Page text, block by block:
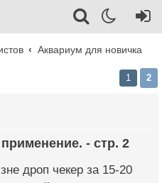
Аквариум для новичка
1 2
применение. - стр. 2
дроп чекер за 15-20